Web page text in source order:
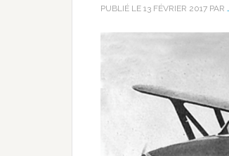
PUBLIÉ LE 13 FÉVRIER 2017 PAR